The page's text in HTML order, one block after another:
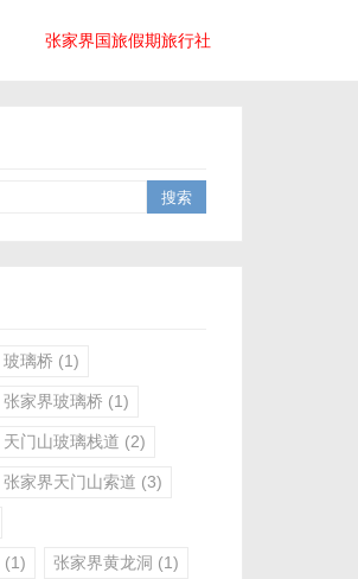
张家界国旅假期旅行社
玻璃桥 (1)
张家界玻璃桥 (1)
天门山玻璃栈道 (2)
张家界天门山索道 (3)
(1) 张家界黄龙洞 (1)